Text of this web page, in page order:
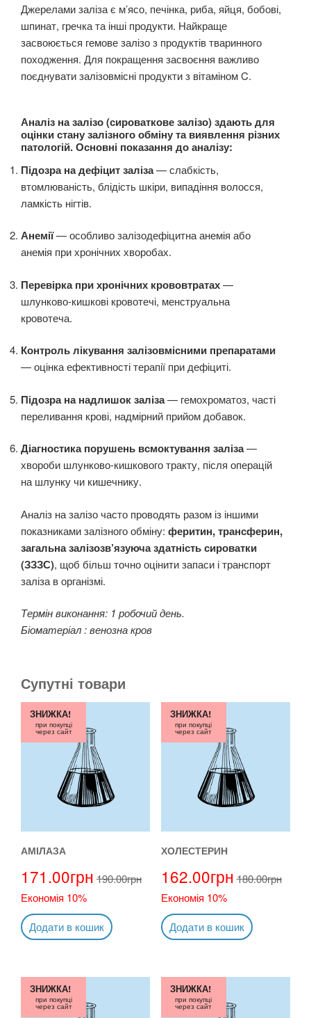
Джерелами заліза є м’ясо, печінка, риба, яйця, бобові,
шпинат, гречка та інші продукти. Найкраще
засвоюється гемове залізо з продуктів тваринного
походження. Для покращення засвоєння важливо
поєднувати залізовмісні продукти з вітаміном C.
Аналіз назалізо(сироваткове залізо) здають для
оцінки стану залізного обміну та виявлення різних
патологій. Основні показання до аналізу:
Підозра на дефіцит заліза— слабкість,
втомлюваність, блідість шкіри, випадіння волосся,
ламкість нігтів.
Анемії— особливо залізодефіцитна анемія або
анемія при хронічних хворобах.
Перевірка при хронічних крововтратах—
шлунково-кишкові кровотечі, менструальна
кровотеча.
Контроль лікування залізовмісними препаратами
— оцінка ефективності терапії при дефіциті.
Підозра на надлишок заліза— гемохроматоз, часті
переливання крові, надмірний прийом добавок.
Діагностика порушень всмоктування заліза—
хвороби шлунково-кишкового тракту, після операцій
на шлунку чи кишечнику.
Аналіз на залізо часто проводять разом із іншими
показниками залізного обміну: феритин, трансферин,
загальна залізозв’язуюча здатність сироватки
(ЗЗЗС), щоб більш точно оцінити запаси і транспорт
заліза в організмі.
Термін виконання: 1 робочий день.
Біоматеріал : венозна кров
Супутні товари
АМІЛАЗА
171.00грн 190.00грн
Економія 10%
ЗНИЖКА!
при покупці
через сайт
Додати в кошик
ХОЛЕСТЕРИН
162.00грн 180.00грн
Економія 10%
ЗНИЖКА!
при покупці
через сайт
Додати в кошик
ЗНИЖКА!
при покупці
через сайт
ЗНИЖКА!
при покупці
через сайт